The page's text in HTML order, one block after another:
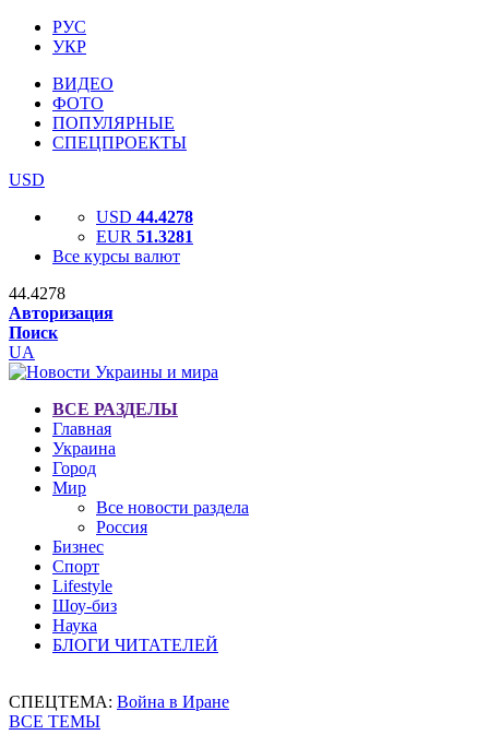
РУС
УКР
ВИДЕО
ФОТО
ПОПУЛЯРНЫЕ
СПЕЦПРОЕКТЫ
USD
USD 44.4278
EUR 51.3281
Все курсы валют
44.4278
Авторизация
Поиск
UA
ВСЕ РАЗДЕЛЫ
Главная
Украина
Город
Мир
Все новости раздела
Россия
Бизнес
Спорт
Lifestyle
Шоу-биз
Наука
БЛОГИ ЧИТАТЕЛЕЙ
СПЕЦТЕМА: Война в Иране
ВСЕ ТЕМЫ